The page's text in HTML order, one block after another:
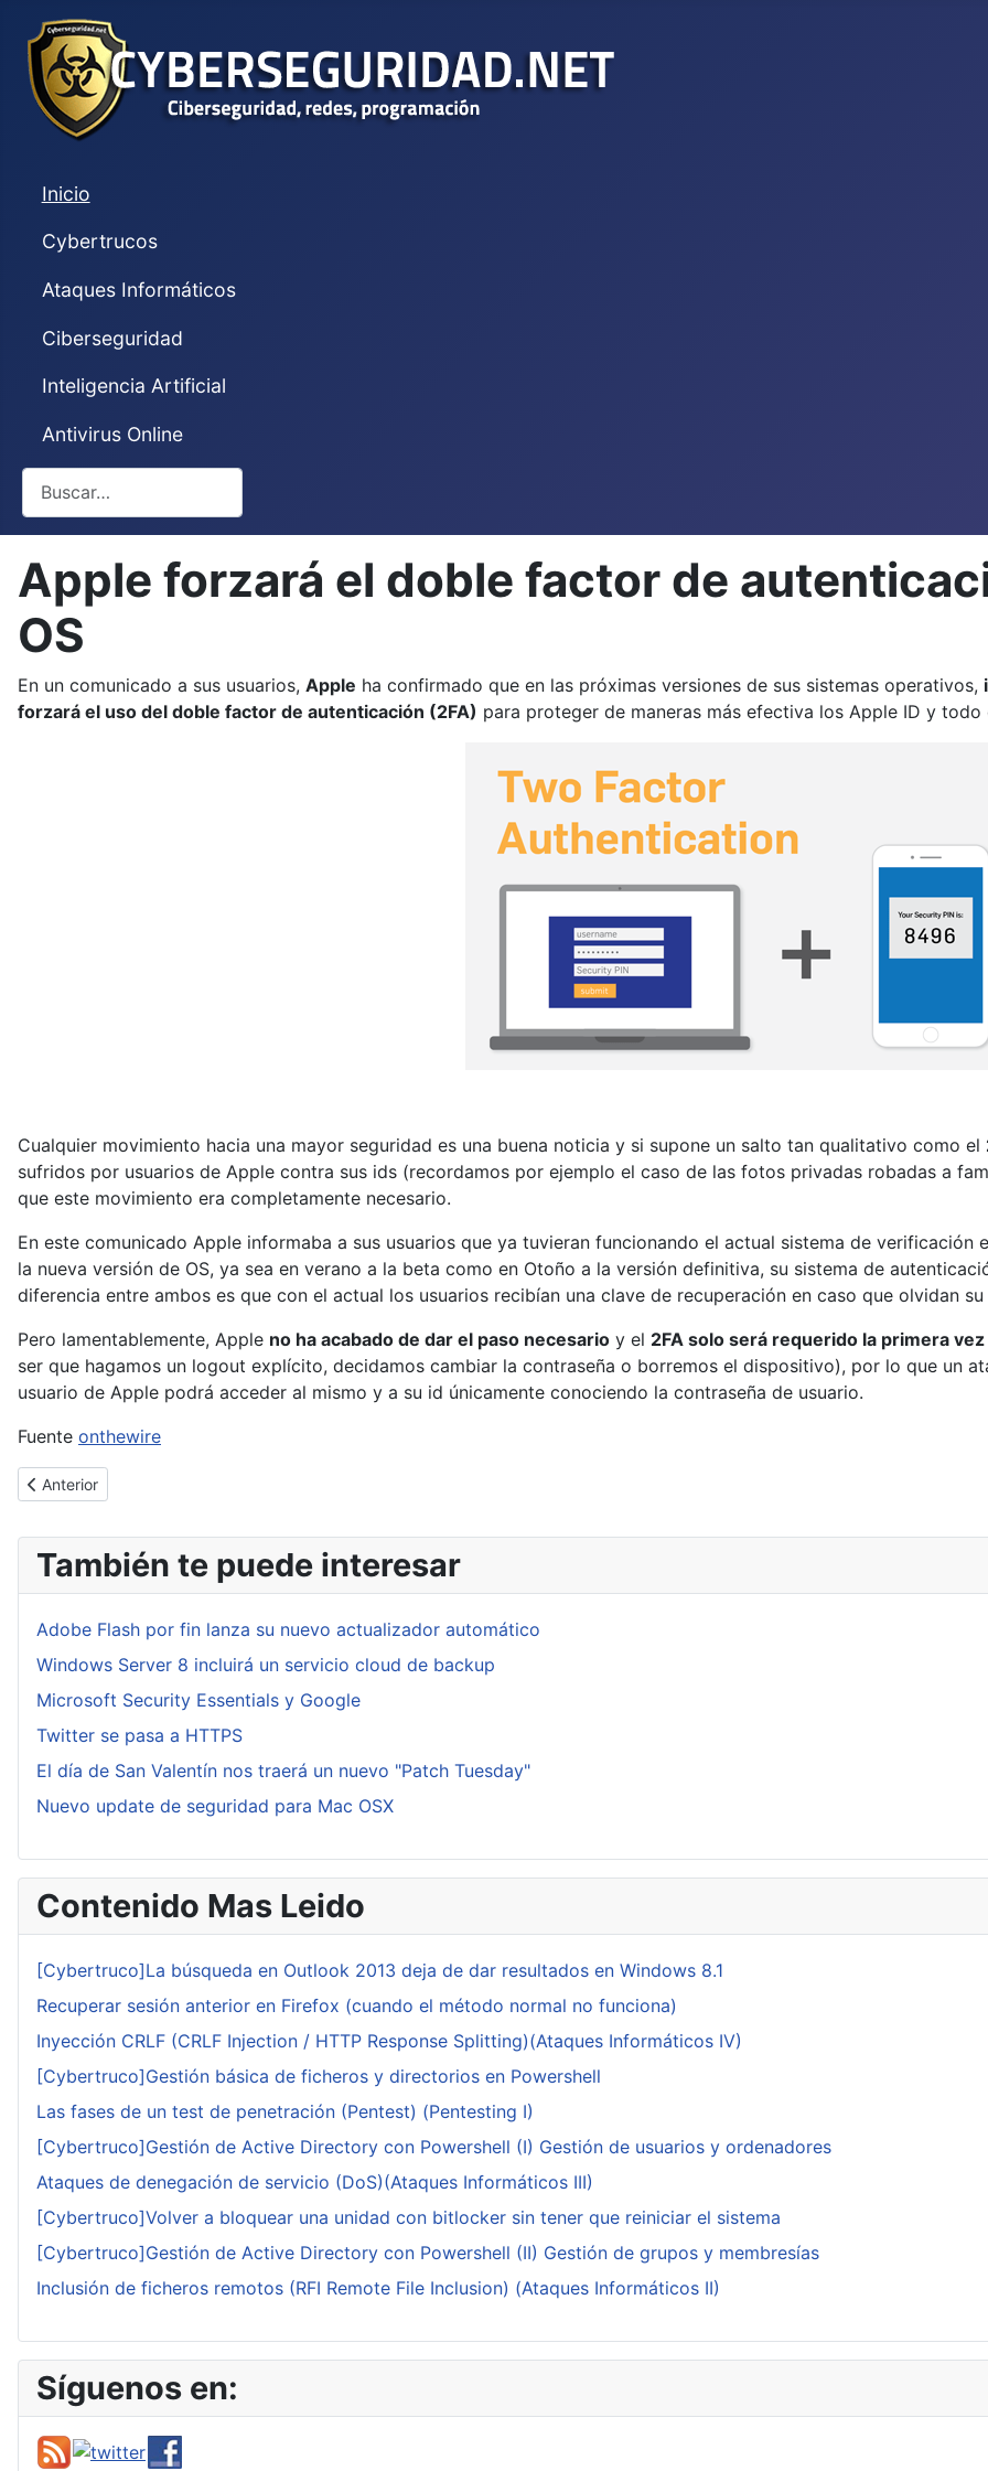
Inicio
Cybertrucos
Ataques Informáticos
Ciberseguridad
Inteligencia Artificial
Antivirus Online
Buscar
Apple forzará el doble factor de
OS
En un comunicado a sus usuarios, Apple ha confirmado que en las próximas versiones de sus sistemas operativos,
forzará el uso del doble factor de autenticación (2FA) para proteger de maneras más efectiva los Apple ID y
Cualquier movimiento hacia una mayor seguridad es una buena noticia y si supone un salto tan qualitativo como el
sufridos por usuarios de Apple contra sus ids (recordamos por ejemplo el caso de las fotos privadas robadas a
que este movimiento era completamente necesario.
En este comunicado Apple informaba a sus usuarios que ya tuvieran funcionando el actual sistema de verificación
la nueva versión de OS, ya sea en verano a la beta como en Otoño a la versión definitiva, su sistema de
diferencia entre ambos es que con el actual los usuarios recibían una clave de recuperación en caso que olvidan
Pero lamentablemente, Apple no ha acabado de dar el paso necesario y el 2FA solo será requerido la primera vez
ser que hagamos un logout explícito, decidamos cambiar la contraseña o borremos el dispositivo), por lo que un
usuario de Apple podrá acceder al mismo y a su id únicamente conociendo la contraseña de usuario.
Fuente onthewire
Artículo anterior: Marea, el cable submarino con mayor ancho de banda en el Atlántico
Anterior
También te puede interesar
Adobe Flash por fin lanza su nuevo actualizador automático
Windows Server 8 incluirá un servicio cloud de backup
Microsoft Security Essentials y Google
Twitter se pasa a HTTPS
El día de San Valentín nos traerá un nuevo "Patch Tuesday"
Nuevo update de seguridad para Mac OSX
Contenido Mas Leido
[Cybertruco]La búsqueda en Outlook 2013 deja de dar resultados en Windows 8.1
Recuperar sesión anterior en Firefox (cuando el método normal no funciona)
Inyección CRLF (CRLF Injection / HTTP Response Splitting)(Ataques Informáticos IV)
[Cybertruco]Gestión básica de ficheros y directorios en Powershell
Las fases de un test de penetración (Pentest) (Pentesting I)
[Cybertruco]Gestión de Active Directory con Powershell (I) Gestión de usuarios y ordenadores
Ataques de denegación de servicio (DoS)(Ataques Informáticos III)
[Cybertruco]Volver a bloquear una unidad con bitlocker sin tener que reiniciar el sistema
[Cybertruco]Gestión de Active Directory con Powershell (II) Gestión de grupos y membresías
Inclusión de ficheros remotos (RFI Remote File Inclusion) (Ataques Informáticos II)
Síguenos en: